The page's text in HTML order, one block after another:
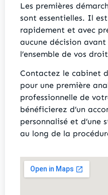
Les premières
sont essentielles. Il
rapidement et avec
aucune décision
l’ensemble de vos
Contactez le cabinet
pour une première
professionnelle de
bénéficierez d’un
personnalisé et
au long de la